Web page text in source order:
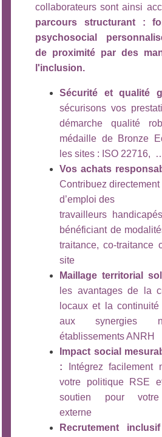
collaborateurs sont ainsi
parcours structurant :
psychosocial
de proximité par des
l'inclusion.
Sécurité et qualité
sécurisons vos
démarche qualité
médaille de Bronze
les sites : ISO 22716,
Vos achats
Contribuez
d’emploi des
travailleurs
bénéficiant de
traitance, co-traitance
site
Maillage territorial
les avantages de la
locaux et la
aux synergies
établissements ANRH
Impact social
: Intégrez facilement
votre politique RSE
soutien pour votre
externe
Recrutement